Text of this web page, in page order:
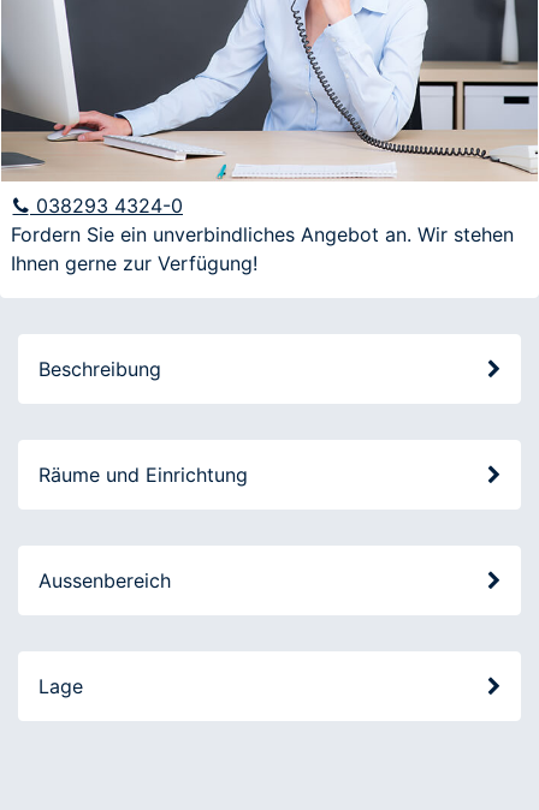
E-Mail
Anfrage
Veranstaltungen informiert werden
038293 4324-0
Fordern Sie ein unverbindliches Angebot an. Wir stehen
Ihnen gerne zur Verfügung!
Beschreibung
Räume und Einrichtung
Aussenbereich
Lage